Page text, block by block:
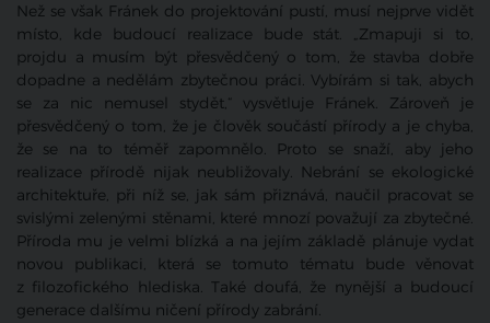
Než se však Fránek do projektování pustí, musí nejprve vidět
místo, kde budoucí realizace bude stát. „Zmapuji si to,
projdu a musím být přesvědčený o tom, že stavba dobře
dopadne a nedělám zbytečnou práci. Vybírám si tak, abych
se za nic nemusel stydět,“ vysvětluje Fránek. Zároveň je
přesvědčený o tom, že je člověk součástí přírody a je chyba,
že se na to téměř zapomnělo. Proto se snaží, aby jeho
realizace přírodě nijak neubližovaly. Nebrání se ekologické
architektuře, při níž se, jak sám přiznává, naučil pracovat se
svislými zelenými stěnami, které mnozí považují za zbytečné.
Příroda mu je velmi blízká a na jejím základě plánuje vydat
novou publikaci, která se tomuto tématu bude věnovat
z filozofického hlediska. Také doufá, že nynější a budoucí
generace dalšímu ničení přírody zabrání.